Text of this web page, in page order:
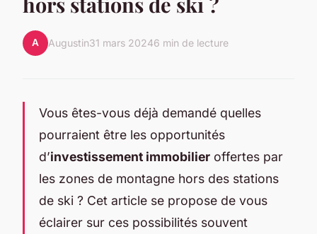
A Augustin31 mars 20246 min de lecture
Vous êtes-vous déjà demandé quelles
pourraient être les opportunités
d’investissement immobilier offertes par
les zones de montagne hors des stations
de ski ? Cet article se propose de vous
éclairer sur ces possibilités souvent